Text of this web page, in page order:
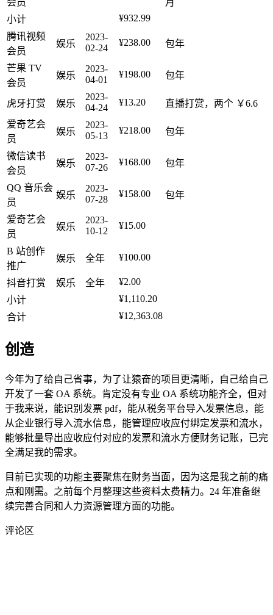
会员
月
小计
¥932.99
腾讯视频
会员
娱乐
2023-
02-24
¥238.00 包年
芒果 TV
会员
娱乐
2023-
04-01
¥198.00 包年
虎牙打赏 娱乐
2023-
04-24
¥13.20
直播打赏，两个 ￥6.6
爱奇艺会
员
娱乐
2023-
05-13
¥218.00 包年
微信读书
会员
娱乐
2023-
07-26
¥168.00 包年
QQ 音乐会
员
娱乐
2023-
07-28
¥158.00 包年
爱奇艺会
员
娱乐
2023-
10-12
¥15.00
B 站创作
推广
娱乐 全年 ¥100.00
抖音打赏 娱乐 全年
¥2.00
小计
¥1,110.20
合计
¥12,363.08
创造
今年为了给自己省事，为了让猿奋的项目更清晰，自己给自己
开发了一套 OA 系统。肯定没有专业 OA 系统功能齐全，但对
于我来说，能识别发票 pdf，能从税务平台导入发票信息，能
从企业银行导入流水信息，能管理应收应付绑定发票和流水，
能够批量导出应收应付对应的发票和流水方便财务记账，已完
全满足我的需求。
目前已实现的功能主要聚焦在财务当面，因为这是我之前的痛
点和刚需。之前每个月整理这些资料太费精力。24 年准备继
续完善合同和人力资源管理方面的功能。
评论区